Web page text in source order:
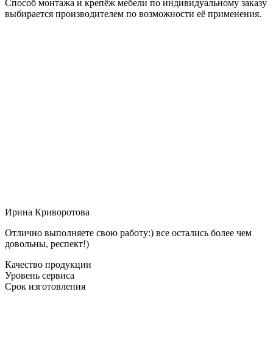
Способ монтажа и крепёж мебели по индивидуальному заказу
выбирается производителем по возможности её применения.
Ирина Криворотова
Отлично выполняете свою работу:) все остались более чем
довольны, респект!)
Качество продукции
Уровень сервиса
Срок изготовления